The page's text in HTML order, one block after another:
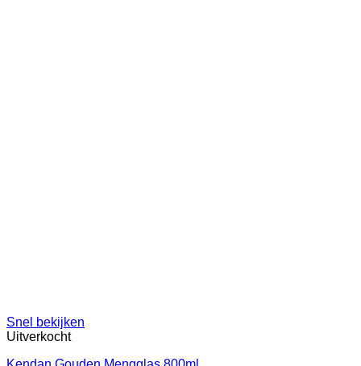
Snel bekijken
Uitverkocht